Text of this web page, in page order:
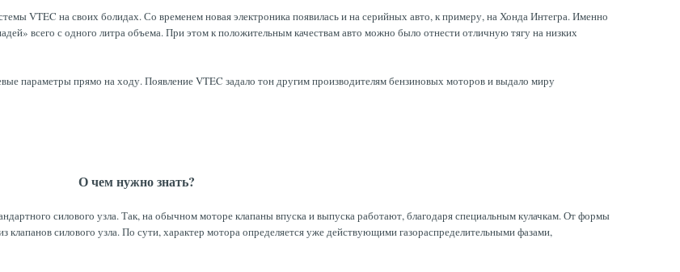
VTEC на своих болидах. Со временем новая электроника появилась и на серийных авто, к примеру, на Хонда Интегра. Именно
всего с одного литра объема. При этом к положительным качествам авто можно было отнести отличную тягу на низких
параметры прямо на ходу. Появление VTEC задало тон другим производителям бензиновых моторов и выдало миру
О чем нужно знать?
силового узла. Так, на обычном моторе клапаны впуска и выпуска работают, благодаря специальным кулачкам. От формы
силового узла. По сути, характер мотора определяется уже действующими газораспределительными фазами,